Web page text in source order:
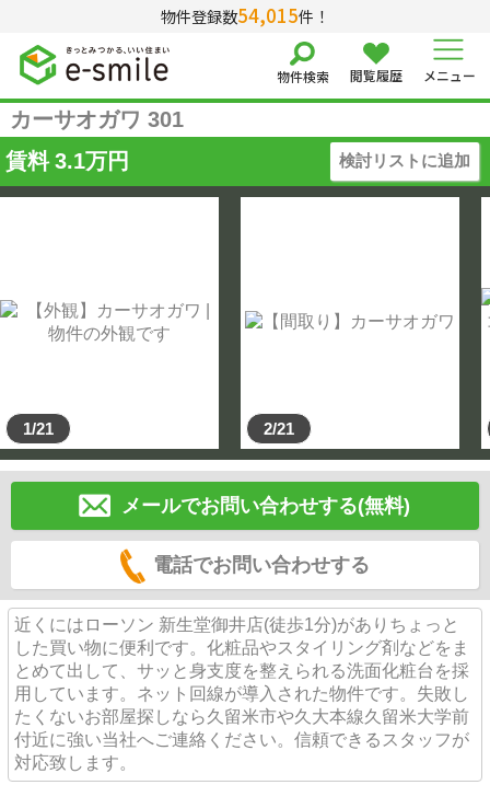
物件登録数54,015件！
物件検索 閲覧履歴 メニュー
カーサオガワ 301
賃料 3.1万円 検討リストに追加
1/21 2/21
メールでお問い合わせする(無料)
電話でお問い合わせする
近くにはローソン 新生堂御井店(徒歩1分)がありちょっと
した買い物に便利です。化粧品やスタイリング剤などをま
とめて出して、サッと身支度を整えられる洗面化粧台を採
用しています。ネット回線が導入された物件です。失敗し
たくないお部屋探しなら久留米市や久大本線久留米大学前
付近に強い当社へご連絡ください。信頼できるスタッフが
対応致します。